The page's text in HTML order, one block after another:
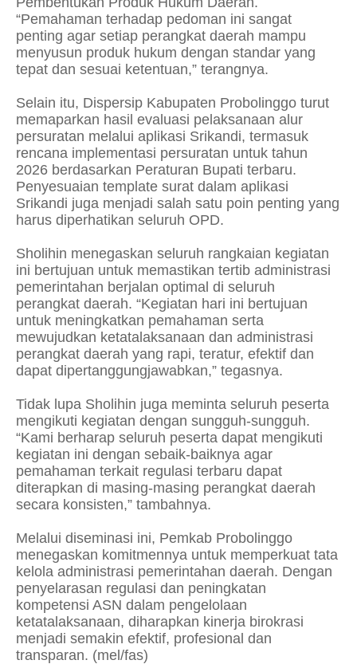
“Pemahaman terhadap pedoman ini sangat
penting agar setiap perangkat daerah mampu
menyusun produk hukum dengan standar yang
tepat dan sesuai ketentuan,” terangnya.
Selain itu, Dispersip Kabupaten Probolinggo turut
memaparkan hasil evaluasi pelaksanaan alur
persuratan melalui aplikasi Srikandi, termasuk
rencana implementasi persuratan untuk tahun
2026 berdasarkan Peraturan Bupati terbaru.
Penyesuaian template surat dalam aplikasi
Srikandi juga menjadi salah satu poin penting yang
harus diperhatikan seluruh OPD.
Sholihin menegaskan seluruh rangkaian kegiatan
ini bertujuan untuk memastikan tertib administrasi
pemerintahan berjalan optimal di seluruh
perangkat daerah. “Kegiatan hari ini bertujuan
untuk meningkatkan pemahaman serta
mewujudkan ketatalaksanaan dan administrasi
perangkat daerah yang rapi, teratur, efektif dan
dapat dipertanggungjawabkan,” tegasnya.
Tidak lupa Sholihin juga meminta seluruh peserta
mengikuti kegiatan dengan sungguh-sungguh.
“Kami berharap seluruh peserta dapat mengikuti
kegiatan ini dengan sebaik-baiknya agar
pemahaman terkait regulasi terbaru dapat
diterapkan di masing-masing perangkat daerah
secara konsisten,” tambahnya.
Melalui diseminasi ini, Pemkab Probolinggo
menegaskan komitmennya untuk memperkuat tata
kelola administrasi pemerintahan daerah. Dengan
penyelarasan regulasi dan peningkatan
kompetensi ASN dalam pengelolaan
ketatalaksanaan, diharapkan kinerja birokrasi
menjadi semakin efektif, profesional dan
transparan. (mel/fas)